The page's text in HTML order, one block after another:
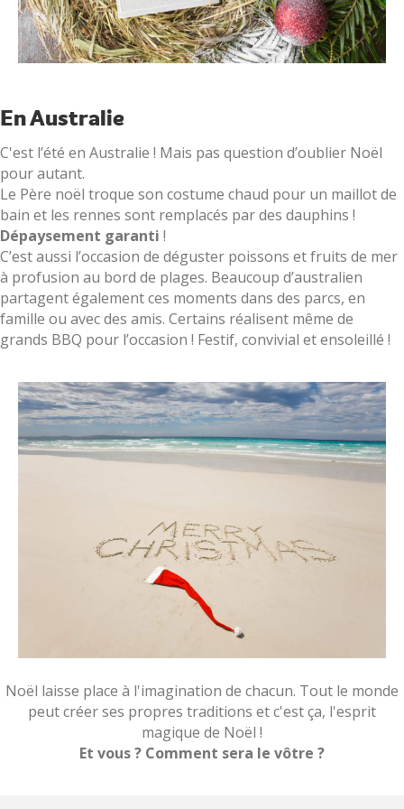
En Australie
C'est l’été en Australie ! Mais pas question d’oublier Noël
pour autant.
Le Père noël troque son costume chaud pour un maillot de
bain et les rennes sont remplacés par des dauphins !
Dépaysement garanti !
C’est aussi l’occasion de déguster poissons et fruits de mer
à profusion au bord de plages. Beaucoup d’australien
partagent également ces moments dans des parcs, en
famille ou avec des amis. Certains réalisent même de
grands BBQ pour l’occasion ! Festif, convivial et ensoleillé !
Noël laisse place à l'imagination de chacun. Tout le monde
peut créer ses propres traditions et c'est ça, l'esprit
magique de Noël !
Et vous ? Comment sera le vôtre ?